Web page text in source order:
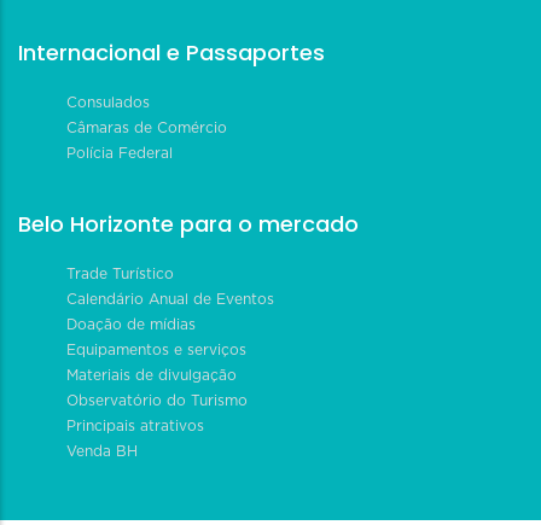
Internacional e Passaportes
Consulados
Câmaras de Comércio
Polícia Federal
Belo Horizonte para o mercado
Trade Turístico
Calendário Anual de Eventos
Doação de mídias
Equipamentos e serviços
Materiais de divulgação
Observatório do Turismo
Principais atrativos
Venda BH